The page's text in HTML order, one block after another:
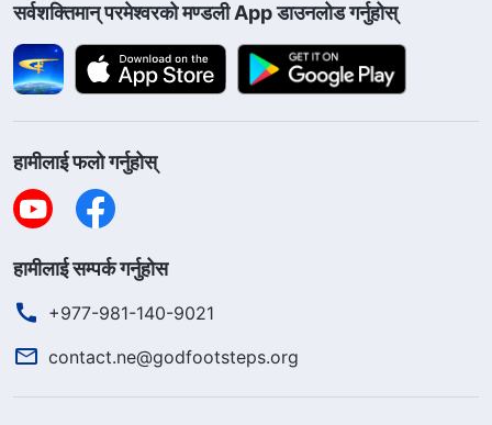
सर्वशक्तिमान्‌ परमेश्‍वरको मण्डली App डाउनलोड गर्नुहोस्
हामीलाई फलो गर्नुहोस्
हामीलाई सम्पर्क गर्नुहोस
+977-981-140-9021
contact.ne@godfootsteps.org